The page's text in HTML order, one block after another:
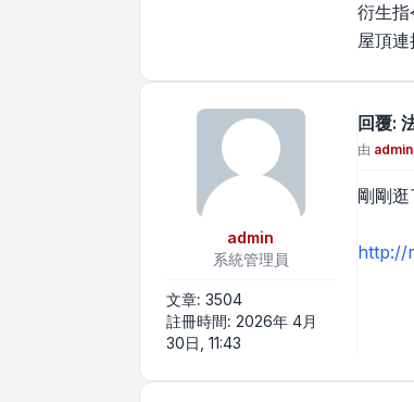
衍生指
屋頂連
admin
系統管理員
文章: 3504
註冊時間: 2026年 4月
30日, 11:43
回覆:
文章
由 admin
剛剛
http://